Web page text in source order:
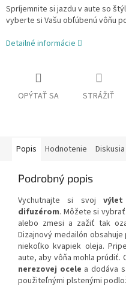
Spríjemnite si jazdu v aute so
vyberte si Vašu obľúbenú vôňu
Detailné informácie
OPÝTAŤ SA STRÁŽIŤ
Popis Hodnotenie Diskusia
Podrobný popis
Vychutnajte si svoj
difuzérom. Môžete si
alebo zmesi a zažiť tak
Dizajnový medailón
niekoľko kvapiek oleja.
aute, aby vôňa mohla prúdiť.
nerezovej ocele a dodáva
použiteľnými plstenými